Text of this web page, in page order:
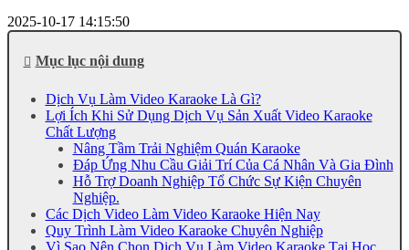
2025-10-17 14:15:50
Mục lục nội dung
Dịch Vụ Làm Video Karaoke Là Gì?
Lợi Ích Khi Sử Dụng Dịch Vụ Sản Xuất Video Karaoke
Chất Lượng
Nâng Tầm Trải Nghiệm Quán Karaoke
Đáp Ứng Nhu Cầu Giải Trí Của Cá Nhân Và Gia Đình
Hỗ Trợ Doanh Nghiệp Tổ Chức Sự Kiện Chuyên
Nghiệp.
Các Dịch Video Làm Video Karaoke Hiện Nay
Quy Trình Làm Video Karaoke Chuyên Nghiệp